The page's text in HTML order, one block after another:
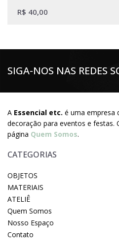
R$ 40,00
SIGA-NOS NAS REDES
A Essencial etc. é uma empresa
decoração para eventos e festas.
página Quem Somos.
CATEGORIAS
OBJETOS
MATERIAIS
ATELIÊ
Quem Somos
Nosso Espaço
Contato